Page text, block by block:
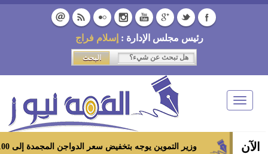
رئيس مجلس الإدارة : إسلام فراج
Toggle
navigation
الآن وزير التموين يوجه بتخفيض سعر الدواجن المجمدة إلى 100 جنيه للكيلو بالمجمعات الاستهلاكية ومعارض «أهلاً رمضان»